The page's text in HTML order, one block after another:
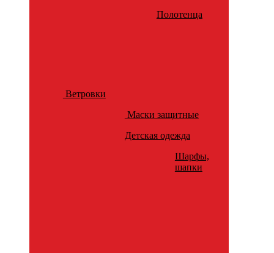
Полотенца
Ветровки
Маски защитные
Детская одежда
Шарфы,
шапки